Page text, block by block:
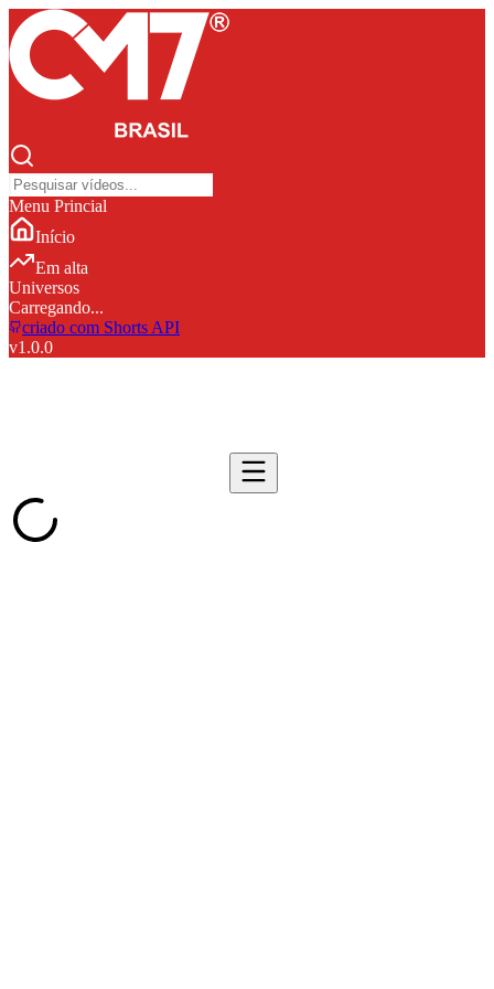
Menu Princial
Início
Em alta
Universos
Carregando...
criado com Shorts API
v1.0.0